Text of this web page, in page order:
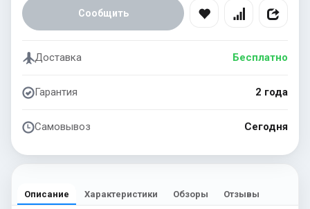
Сообщить
Доставка Бесплатно
Гарантия 2 года
Самовывоз Сегодня
Описание Характеристики Обзоры Отзывы